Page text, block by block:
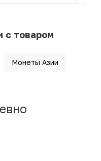
с товаром
Монеты Азии